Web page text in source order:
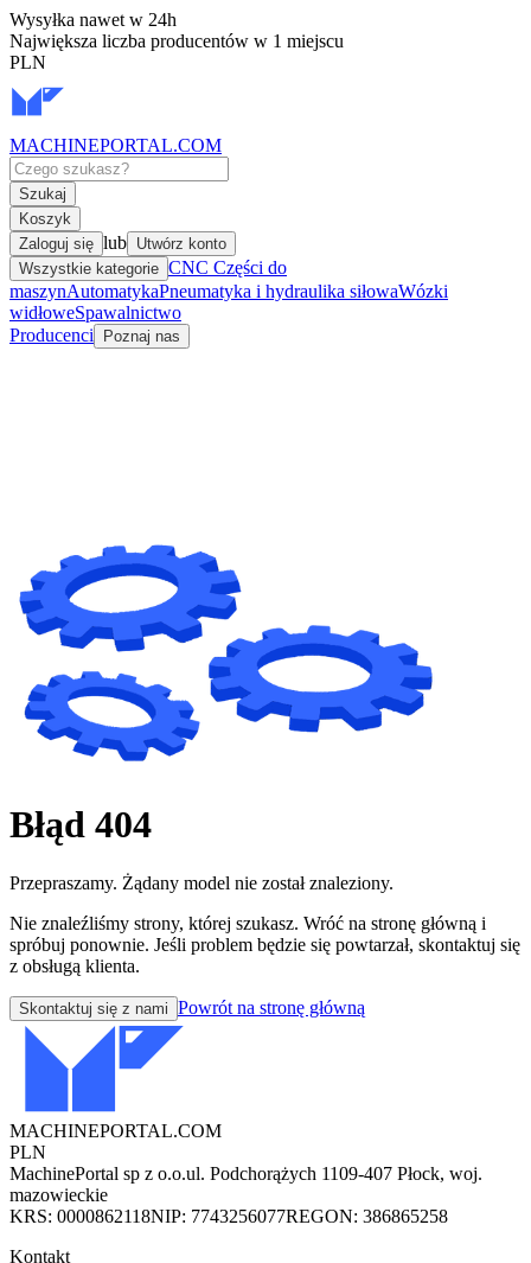
Wysyłka nawet w 24h
Największa liczba producentów w 1 miejscu
PLN
MACHINEPORTAL.COM
Szukaj
Koszyk
Zaloguj się lub Utwórz konto
Wszystkie kategorie CNC Części do
maszynAutomatykaPneumatyka i hydraulika siłowaWózki
widłoweSpawalnictwo
Producenci
Poznaj nas
Błąd 404
Przepraszamy. Żądany model nie został znaleziony.
Nie znaleźliśmy strony, której szukasz. Wróć na stronę główną i
spróbuj ponownie. Jeśli problem będzie się powtarzał, skontaktuj się
z obsługą klienta.
Skontaktuj się z nami Powrót na stronę główną
MACHINEPORTAL.COM
PLN
MachinePortal sp z o.o.ul. Podchorążych 1109-407 Płock, woj.
mazowieckie
KRS: 0000862118NIP: 7743256077REGON: 386865258
Kontakt